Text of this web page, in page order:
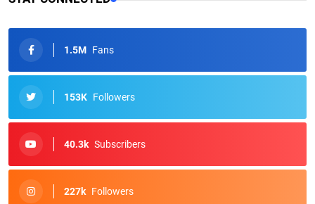
1.5M Fans
153K Followers
40.3k Subscribers
227k Followers